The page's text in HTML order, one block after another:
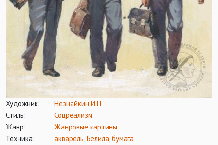
Художник:
Незнайкин И.П
Стиль:
Соцреализм
Жанр:
Жанровые картины
Техника:
акварель,Белила,бумага